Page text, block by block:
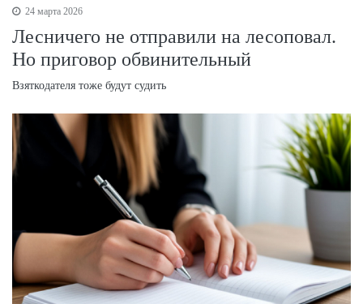
24 марта 2026
Лесничего не отправили на лесоповал.
Но приговор обвинительный
Взяткодателя тоже будут судить